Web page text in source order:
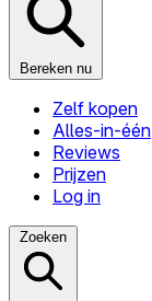
Bereken nu
Zelf kopen
Alles-in-één
Reviews
Prijzen
Log in
Zoeken